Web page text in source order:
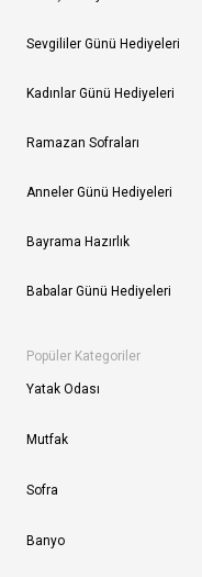
Sevgililer Günü Hediyeleri
Kadınlar Günü Hediyeleri
Ramazan Sofraları
Anneler Günü Hediyeleri
Bayrama Hazırlık
Babalar Günü Hediyeleri
Popüler Kategoriler
Yatak Odası
Mutfak
Sofra
Banyo